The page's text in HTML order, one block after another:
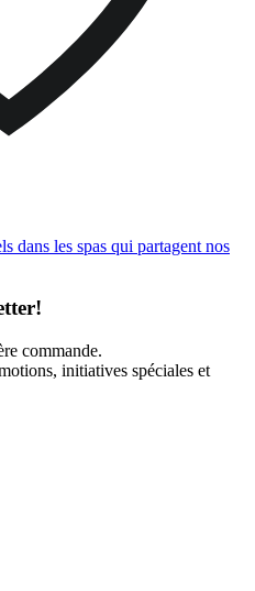
dans les spas qui partagent nos
commande.
initiatives spéciales et